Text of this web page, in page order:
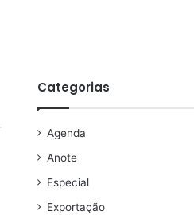
Categorias
Agenda
Anote
Especial
Exportação